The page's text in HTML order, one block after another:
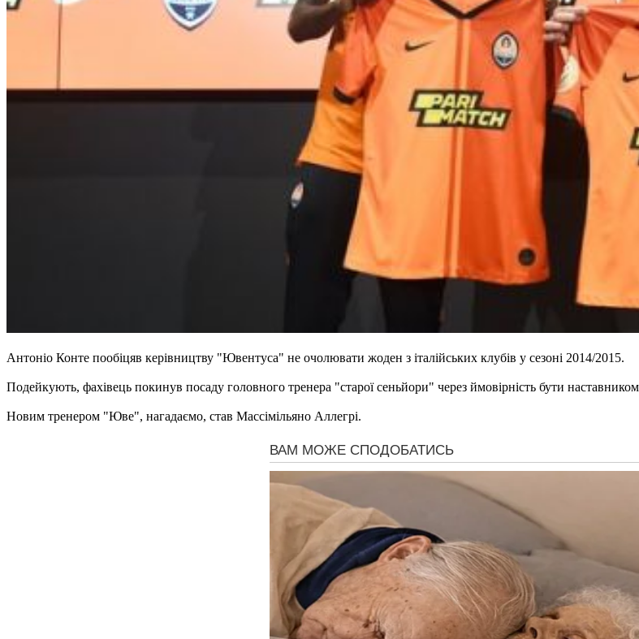
Антоніо Конте пообіцяв керівництву "Ювентуса" не очолювати жоден з італійських клубів у сезоні 2014/2015.
Подейкують, фахівець покинув посаду головного тренера "старої сеньйори" через ймовірність бути наставником
Новим тренером "Юве", нагадаємо, став Массімільяно Аллегрі.